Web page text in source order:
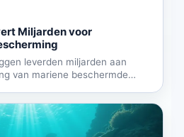
Miljarden voor
leverden miljarden aan
van mariene beschermde